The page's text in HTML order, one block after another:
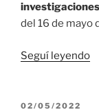
del 16 de mayo
Seguí leyendo
PUBLICADO
02/05/2022